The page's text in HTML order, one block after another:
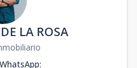
LA ROSA
: